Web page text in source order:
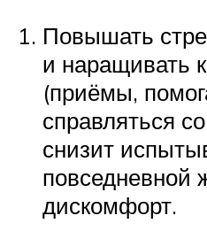
Повышать
и наращивать
(приёмы,
справляться
снизит
повседневной
дискомфорт.